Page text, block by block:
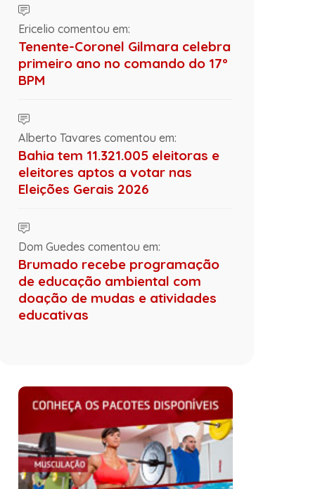
Ericelio comentou em:
Tenente-Coronel Gilmara celebra
primeiro ano no comando do 17º
BPM
Alberto Tavares comentou em:
Bahia tem 11.321.005 eleitoras e
eleitores aptos a votar nas
Eleições Gerais 2026
Dom Guedes comentou em:
Brumado recebe programação
de educação ambiental com
doação de mudas e atividades
educativas